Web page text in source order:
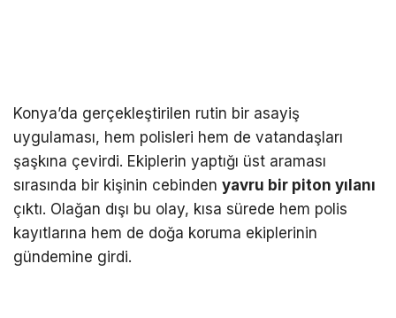
Konya’da gerçekleştirilen rutin bir asayiş
uygulaması, hem polisleri hem de vatandaşları
şaşkına çevirdi. Ekiplerin yaptığı üst araması
sırasında bir kişinin cebinden yavru bir piton yılanı
çıktı. Olağan dışı bu olay, kısa sürede hem polis
kayıtlarına hem de doğa koruma ekiplerinin
gündemine girdi.